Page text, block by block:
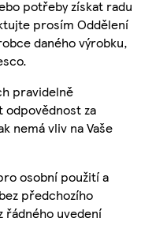
potřeby získat radu
prosím Oddělení
daného výrobku,
pravidelně
odpovědnost za
nemá vliv na Vaše
osobní použití a
předchozího
řádného uvedení